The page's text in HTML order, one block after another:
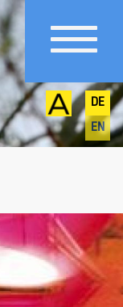
DE
EN